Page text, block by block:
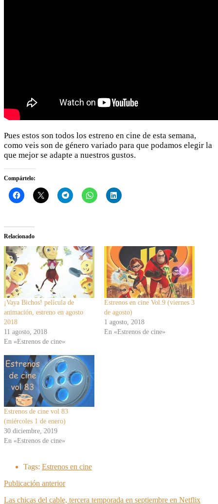
Pues estos son todos los estreno en cine de esta semana,
como veis son de género variado para que podamos elegir la
que mejor se adapte a nuestros gustos.
Compártelo:
Relacionado
¡Vaya Bichos! película de
animación, estreno en agosto
2018
11 agosto, 2018
En «Estrenos de cine»
Estrenos en cine Vol.9 (viernes 3
de agosto)
1 agosto, 2018
En «Estrenos de cine»
Estrenos de cine vol 83
(miércoles 1 de enero)
30 diciembre, 2019
En «Estrenos de cine»
Tags: Estrenos en cine
Publicación anterior
Las chicas del cable, tercera temporada en septiembre en Netflix